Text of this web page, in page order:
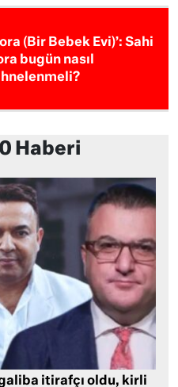
(Bir Bebek Evi)’: Sahi
bugün nasıl
Haberi
galiba itirafçı oldu, kirli